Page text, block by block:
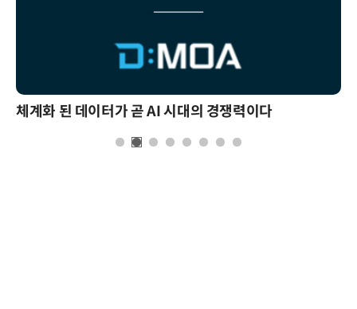
체계화 된 데이터가 곧 AI 시대의 경쟁력이다